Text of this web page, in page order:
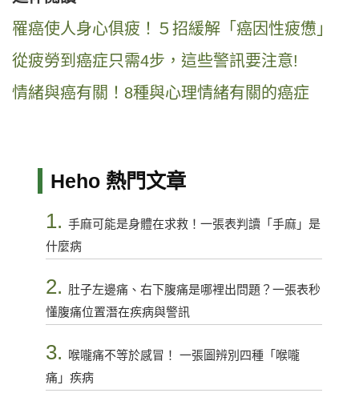
罹癌使人身心俱疲！５招緩解「癌因性疲憊」
從疲勞到癌症只需4步，這些警訊要注意!
情緒與癌有關！8種與心理情緒有關的癌症
Heho 熱門文章
1. 手麻可能是身體在求救！一張表判讀「手麻」是
什麼病
2. 肚子左邊痛、右下腹痛是哪裡出問題？一張表秒
懂腹痛位置潛在疾病與警訊
3.
喉嚨痛不等於感冒！ 一張圖辨別四種「喉嚨
痛」疾病